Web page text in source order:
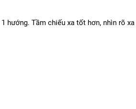
hướng. Tầm chiếu xa tốt hơn, nhìn rõ